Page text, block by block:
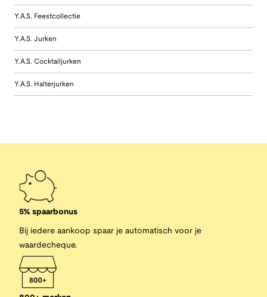
Y.A.S. Feestcollectie
Y.A.S. Jurken
Y.A.S. Cocktailjurken
Y.A.S. Halterjurken
5% spaarbonus
Bij iedere aankoop spaar je automatisch voor je
waardecheque.